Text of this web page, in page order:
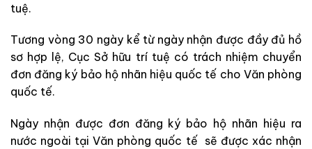
tuệ.
Tương vòng 30 ngày kể từ ngày nhận được đầy đủ hồ
sơ hợp lệ, Cục Sở hữu trí tuệ có trách nhiệm chuyển
đơn đăng ký bảo hộ nhãn hiệu quốc tế cho Văn phòng
quốc tế.
Ngày nhận được đơn đăng ký bảo hộ nhãn hiệu ra
nước ngoài tại Văn phòng quốc tế sẽ được xác nhận